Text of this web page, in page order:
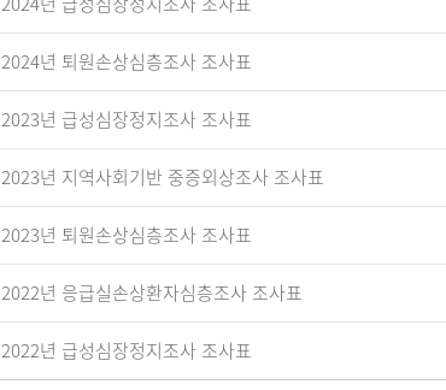
2024년 퇴원손상심층조사 조사표
2023년 급성심장정지조사 조사표
2023년 지역사회기반 중증외상조사 조사표
2023년 퇴원손상심층조사 조사표
2022년 응급실손상환자심층조사 조사표
2022년 급성심장정지조사 조사표